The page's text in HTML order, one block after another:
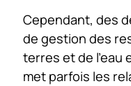
Cependant, des
de gestion des
terres et de l’eau
met parfois les